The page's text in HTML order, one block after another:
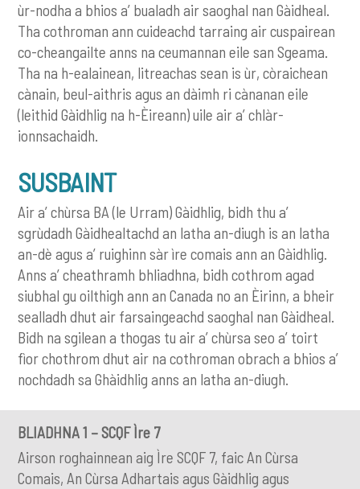
ùr-nodha a bhios a’ bualadh air saoghal nan Gàidheal.
Tha cothroman ann cuideachd tarraing air cuspairean
co-cheangailte anns na ceumannan eile san Sgeama.
Tha na h-ealainean, litreachas sean is ùr, còraichean
cànain, beul-aithris agus an dàimh ri cànanan eile
(leithid Gàidhlig na h-Èireann) uile air a’ chlàr-
ionnsachaidh.
SUSBAINT
Air a’ chùrsa BA (le Urram) Gàidhlig, bidh thu a’
sgrùdadh Gàidhealtachd an latha an-diugh is an latha
an-dè agus a’ ruighinn sàr ìre comais ann an Gàidhlig.
Anns a’ cheathramh bhliadhna, bidh cothrom agad
siubhal gu oilthigh ann an Canada no an Èirinn, a bheir
sealladh dhut air farsaingeachd saoghal nan Gàidheal.
Bidh na sgilean a thogas tu air a’ chùrsa seo a’ toirt
fìor chothrom dhut air na cothroman obrach a bhios a’
nochdadh sa Ghàidhlig anns an latha an-diugh.
BLIADHNA 1 – SCQF Ìre 7
Airson roghainnean aig Ìre SCQF 7, faic An Cùrsa
Comais, An Cùrsa Adhartais agus Gàidhlig agus